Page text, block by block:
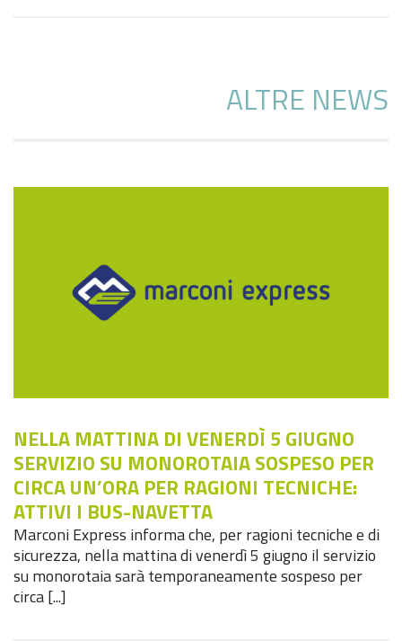
ALTRE NEWS
NELLA MATTINA DI VENERDÌ 5 GIUGNO
SERVIZIO SU MONOROTAIA SOSPESO PER
CIRCA UN’ORA PER RAGIONI TECNICHE:
ATTIVI I BUS-NAVETTA
Marconi Express informa che, per ragioni tecniche e di
sicurezza, nella mattina di venerdì 5 giugno il servizio
su monorotaia sarà temporaneamente sospeso per
circa [...]